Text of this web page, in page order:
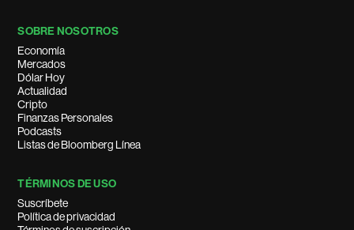
SOBRE NOSOTROS
Economía
Mercados
Dólar Hoy
Actualidad
Cripto
Finanzas Personales
Podcasts
Listas de Bloomberg Línea
TÉRMINOS DE USO
Suscríbete
Política de privacidad